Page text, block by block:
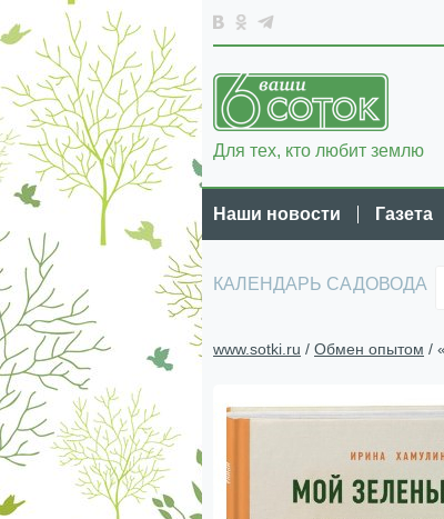
Для тех, кто любит землю
Наши новости Газета
КАЛЕНДАРЬ САДОВОДА
www.sotki.ru / Обмен опытом /